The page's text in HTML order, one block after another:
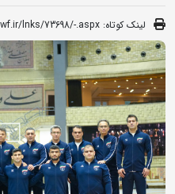
لینک کوتاه: lnks/73698/-.aspx